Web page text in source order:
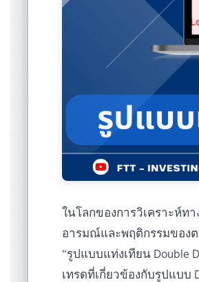
ในโลกของการวิเคราะห์ท
อารมณ์และพฤติกรรมของ
“รูปแบบแท่งเทียน Double
เทรดที่เกี่ยวข้องกับรูปแบบ